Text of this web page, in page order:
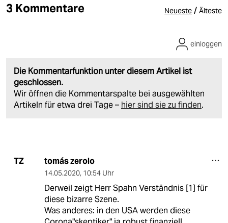
3 Kommentare Neueste / Älteste
Die Kommentarfunktion unter diesem Artikel ist
geschlossen.
Wir öffnen die Kommentarspalte bei ausgewählten
Artikeln für etwa drei Tage – hier sind sie zu finden.
einloggen
TZ tomás zerolo
14.05.2020, 10:54 Uhr
Derweil zeigt Herr Spahn Verständnis [1] für
diese bizarre Szene.
Was anderes: in den USA werden diese